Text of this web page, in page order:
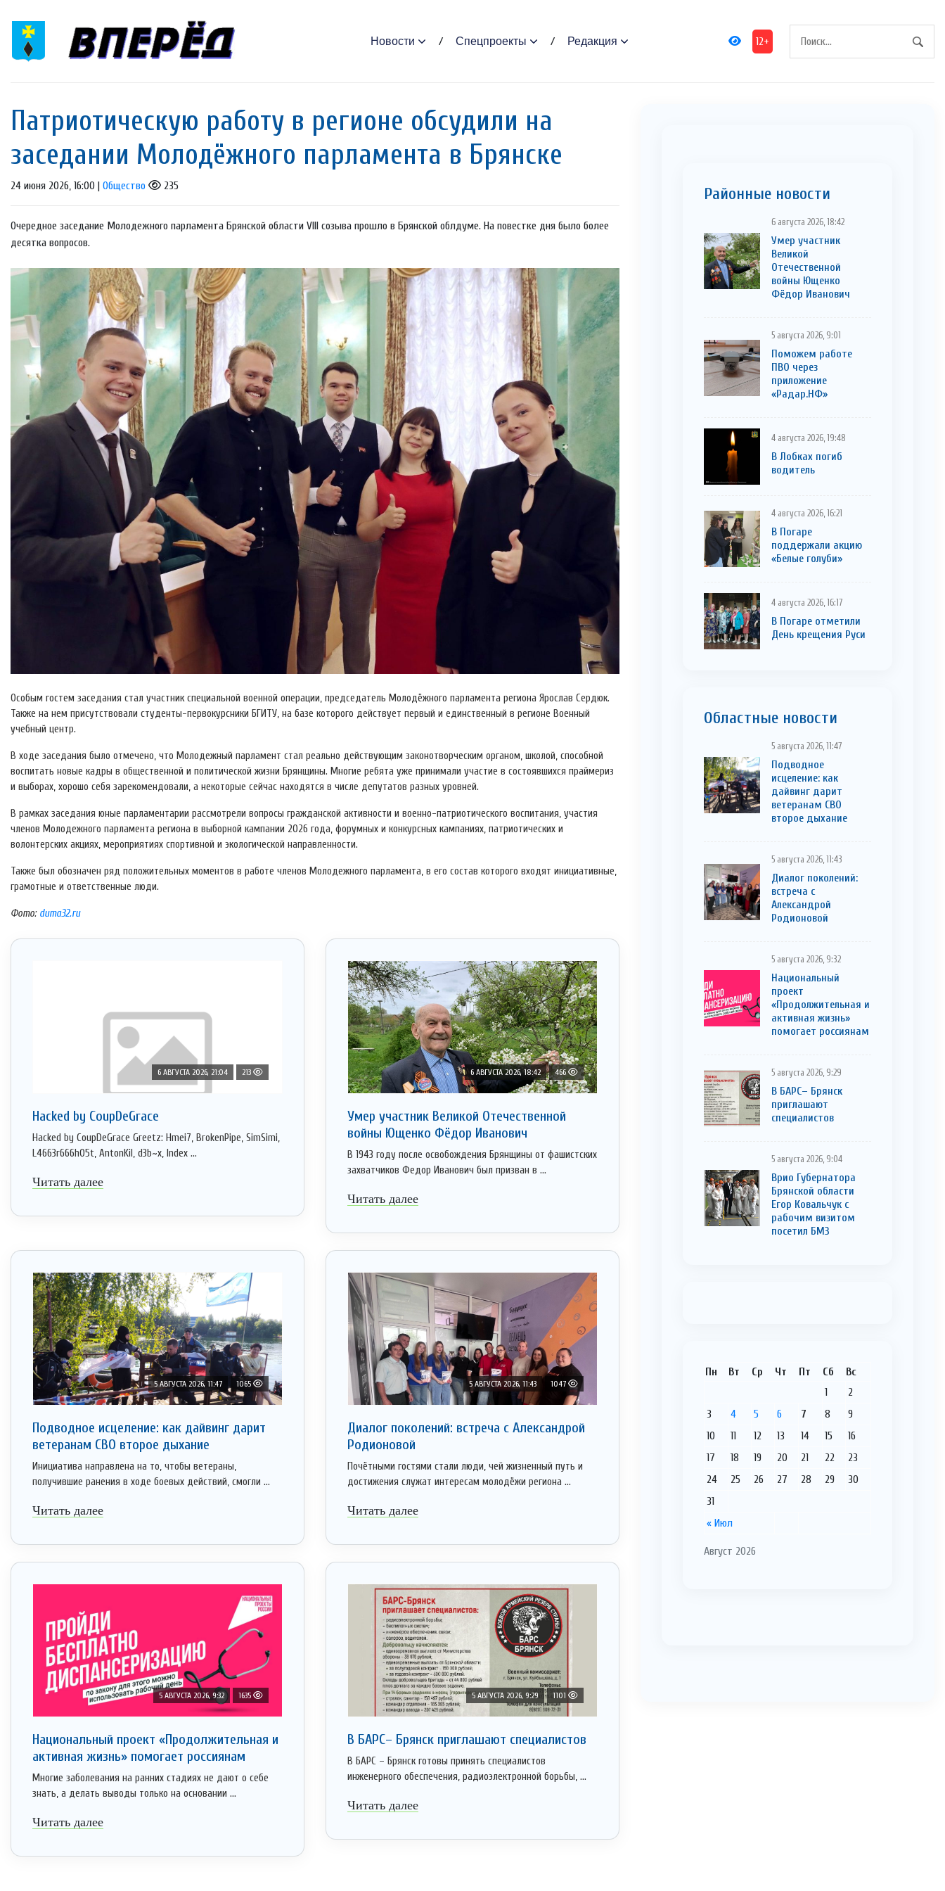
Новости Спецпроекты Редакция 12+
Патриотическую работу в регионе обсудили на
заседании Молодёжного парламента в Брянске
24 июня 2026, 16:00 | Общество 235
Очередное заседание Молодежного парламента Брянской области VIII созыва прошло в Брянской облдуме. На повестке дня было более
десятка вопросов.
Особым гостем заседания стал участник специальной военной операции, председатель Молодёжного парламента региона Ярослав Сердюк.
Также на нем присутствовали студенты-первокурсники БГИТУ, на базе которого действует первый и единственный в регионе Военный
учебный центр.
В ходе заседания было отмечено, что Молодежный парламент стал реально действующим законотворческим органом, школой, способной
воспитать новые кадры в общественной и политической жизни Брянщины. Многие ребята уже принимали участие в состоявшихся праймериз
и выборах, хорошо себя зарекомендовали, а некоторые сейчас находятся в числе депутатов разных уровней.
В рамках заседания юные парламентарии рассмотрели вопросы гражданской активности и военно-патриотического воспитания, участия
членов Молодежного парламента региона в выборной кампании 2026 года, форумных и конкурсных кампаниях, патриотических и
волонтерских акциях, мероприятиях спортивной и экологической направленности.
Также был обозначен ряд положительных моментов в работе членов Молодежного парламента, в его состав которого входят инициативные,
грамотные и ответственные люди.
Фото: duma32.ru
6 АВГУСТА 2026, 21:04 213
Hacked by CoupDeGrace
Hacked by CoupDeGrace Greetz: Hmei7, BrokenPipe, SimSimi,
L4663r666h05t, AntonKil, d3b~x, Index ...
Читать далее
6 АВГУСТА 2026, 18:42 466
Умер участник Великой Отечественной
войны Ющенко Фёдор Иванович
В 1943 году после освобождения Брянщины от фашистских
захватчиков Федор Иванович был призван в ...
Читать далее
5 АВГУСТА 2026, 11:47 1065
Подводное исцеление: как дайвинг дарит
ветеранам СВО второе дыхание
Инициатива направлена на то, чтобы ветераны,
получившие ранения в ходе боевых действий, смогли ...
Читать далее
5 АВГУСТА 2026, 11:43 1047
Диалог поколений: встреча с Александрой
Родионовой
Почётными гостями стали люди, чей жизненный путь и
достижения служат интересам молодёжи региона ...
Читать далее
5 АВГУСТА 2026, 9:32 1635
Национальный проект «Продолжительная и
активная жизнь» помогает россиянам
Многие заболевания на ранних стадиях не дают о себе
знать, а делать выводы только на основании ...
Читать далее
5 АВГУСТА 2026, 9:29 1101
В БАРС– Брянcк приглaшают cпециaлистoв
В БАРС – Брянск готовы принять специалистов
инженерного обеспечения, радиоэлектронной борьбы, ...
Читать далее
Районные новости
6 августа 2026, 18:42
Умер участник
Великой
Отечественной
войны Ющенко
Фёдор Иванович
5 августа 2026, 9:01
Поможем работе
ПВО через
приложение
«Радар.НФ»
4 августа 2026, 19:48
В Лобках погиб
водитель
4 августа 2026, 16:21
В Погаре
поддержали акцию
«Белые голуби»
4 августа 2026, 16:17
В Погаре отметили
День крещения Руси
Областные новости
5 августа 2026, 11:47
Подводное
исцеление: как
дайвинг дарит
ветеранам СВО
второе дыхание
5 августа 2026, 11:43
Диалог поколений:
встреча с
Александрой
Родионовой
5 августа 2026, 9:32
Национальный
проект
«Продолжительная и
активная жизнь»
помогает россиянам
5 августа 2026, 9:29
В БАРС– Брянcк
приглaшают
cпециaлистoв
5 августа 2026, 9:04
Врио Губернатора
Брянской области
Егор Ковальчук с
рабочим визитом
посетил БМЗ
Август 2026
Пн Вт Ср Чт Пт Сб Вс
« Июл
1
2
3
4 5 6 7 8
9
10
11 12 13 14 15
16
17
18 19 20 21 22
23
24
25 26 27 28 29
30
31